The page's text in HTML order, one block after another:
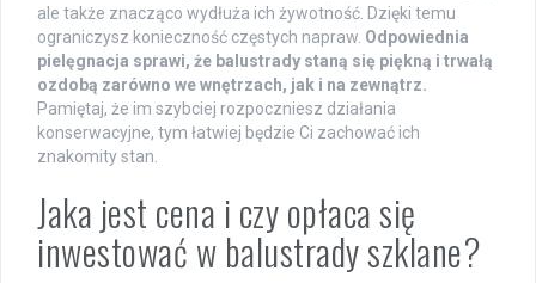
ale także znacząco wydłuża ich żywotność. Dzięki temu
ograniczysz konieczność częstych napraw. Odpowiednia
pielęgnacja sprawi, że balustrady staną się piękną i trwałą
ozdobą zarówno we wnętrzach, jak i na zewnątrz.
Pamiętaj, że im szybciej rozpoczniesz działania
konserwacyjne, tym łatwiej będzie Ci zachować ich
znakomity stan.
Jaka jest cena i czy opłaca się
inwestować w balustrady szklane?